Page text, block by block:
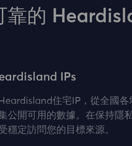
靠的
IPs
住宅IP，從全國各
公開可用的數據。在保持隱
穩定訪問您的目標來源。